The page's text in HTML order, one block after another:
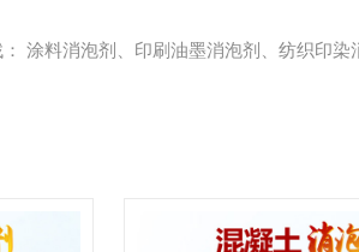
涂料消泡剂 印刷油墨消泡剂 纺织印染